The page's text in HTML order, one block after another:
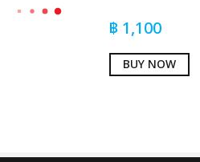
฿ 1,100
BUY NOW